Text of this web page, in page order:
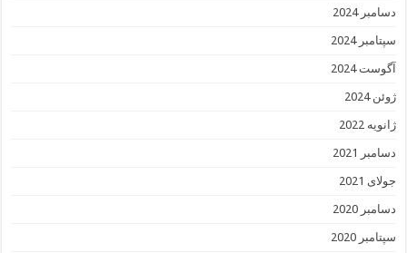
دسامبر 2024
سپتامبر 2024
آگوست 2024
ژوئن 2024
ژانویه 2022
دسامبر 2021
جولای 2021
دسامبر 2020
سپتامبر 2020